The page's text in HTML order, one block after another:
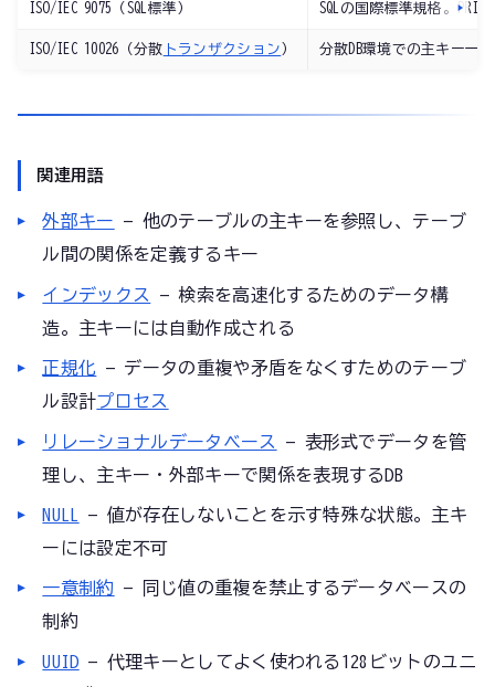
ISO/IEC 9075（SQL標準） SQLの国際標準規格。
ISO/IEC 10026（分散 トランザクション ） 分散DB環境での主キー一
関連用語
外部キー
— 他のテーブルの主キーを参照し、テーブ
ル間の関係を定義するキー
インデックス
— 検索を高速化するためのデータ構
造。主キーには自動作成される
正規化 — データの重複や矛盾をなくすためのテーブ
ル設計プロセス
リレーショナルデータベース
— 表形式でデータを管
理し、主キー・外部キーで関係を表現するDB
NULL
— 値が存在しないことを示す特殊な状態。主キ
ーには設定不可
一意制約
— 同じ値の重複を禁止するデータベースの
制約
UUID — 代理キーとしてよく使われる128ビットのユニ